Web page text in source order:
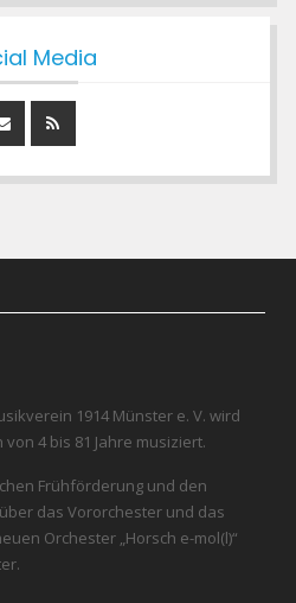
Media
1914 Münster e. V. wird
4 bis 81 Jahre musiziert.
Frühförderung und den
das Vororchester und das
Orchester „Horsch e-mol(l)“